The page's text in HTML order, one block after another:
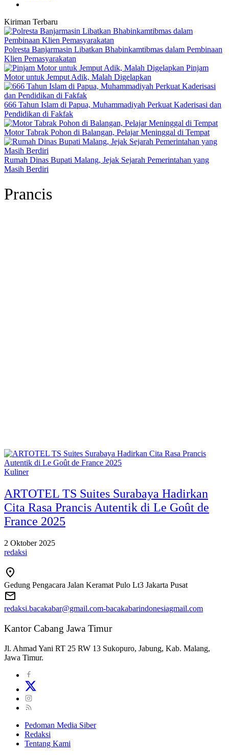
Kiriman Terbaru
Polresta Banjarmasin Libatkan Bhabinkamtibmas dalam Pembinaan
Klien Pemasyarakatan
Pinjam
Motor untuk Jemput Adik, Malah Digelapkan
666 Tahun Islam di Papua, Muhammadiyah Perkuat Kaderisasi dan
Pendidikan di Fakfak
Motor Tabrak Pohon di Balangan, Pelajar Meninggal di Tempat
Rumah Dinas Bupati Malang, Jejak Sejarah Pemerintahan yang
Masih Berdiri
Prancis
Kuliner
ARTOTEL TS Suites Surabaya Hadirkan
Cita Rasa Prancis Autentik di Le Goût de
France 2025
2 Oktober 2025
redaksi
Gedung Pengacara Jalan Keramat Pulo Lt3 Jakarta Pusat
redaksi.bacakabar@gmail.com-bacakabarindonesiagmail.com
Kantor Cabang Jawa Timur
Jl. Ahmad Yani RT 25 RW 13 Sukopuro, Jabung, Kab. Malang,
Jawa Timur.
Pedoman Media Siber
Redaksi
Tentang Kami